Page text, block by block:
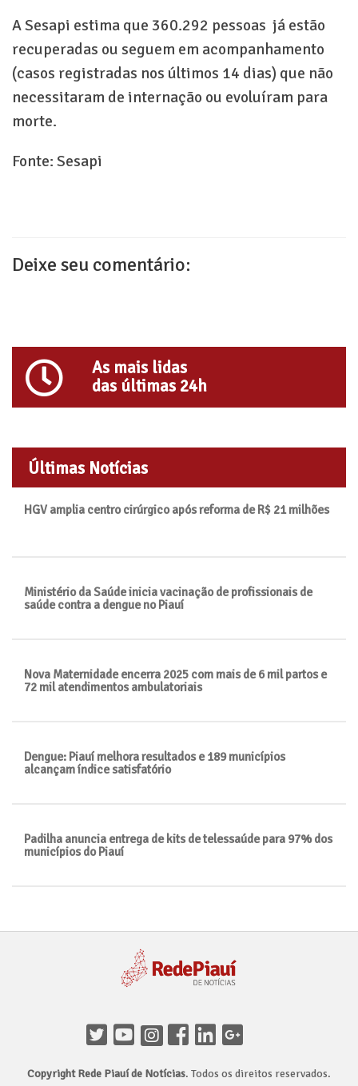
A Sesapi estima que 360.292 pessoas já estão
recuperadas ou seguem em acompanhamento
(casos registradas nos últimos 14 dias) que não
necessitaram de internação ou evoluíram para
morte.
Fonte: Sesapi
Deixe seu comentário:
As mais lidas
das últimas 24h
Últimas Notícias
HGV amplia centro cirúrgico após reforma de R$ 21 milhões
Ministério da Saúde inicia vacinação de profissionais de
saúde contra a dengue no Piauí
Nova Maternidade encerra 2025 com mais de 6 mil partos e
72 mil atendimentos ambulatoriais
Dengue: Piauí melhora resultados e 189 municípios
alcançam índice satisfatório
Padilha anuncia entrega de kits de telessaúde para 97% dos
municípios do Piauí
Copyright Rede Piauí de Notícias. Todos os direitos reservados.